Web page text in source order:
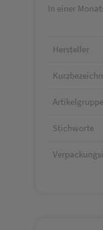
In einer
Hersteller
Stichworte